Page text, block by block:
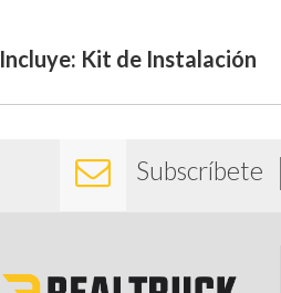
Incluye: Kit de Instalación
Subscríbete